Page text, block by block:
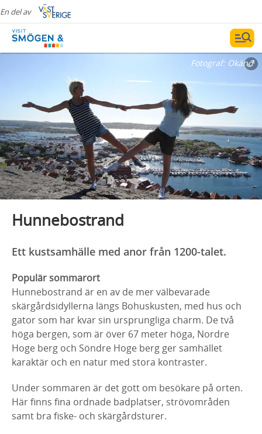
En del av
Fotograf: Okänd
Hunnebostrand
Ett kustsamhälle med anor från 1200-talet.
Populär sommarort
Hunnebostrand är en av de mer välbevarade
skärgårdsidyllerna längs Bohuskusten, med hus och
gator som har kvar sin ursprungliga charm. De två
höga bergen, som är över 67 meter höga, Nordre
Hoge berg och Söndre Hoge berg ger samhället
karaktär och en natur med stora kontraster.
Under sommaren är det gott om besökare på orten.
Här finns fina ordnade badplatser, strövområden
samt bra fiske- och skärgårdsturer.